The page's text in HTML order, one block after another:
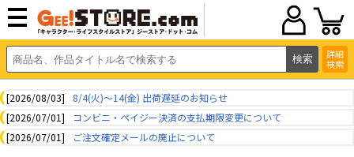
詳細
検索
[2026/08/03]
8/4(火)～14(金) 出荷遅延のお知らせ
[2026/07/01]
コンビニ・ペイジー決済の支払期限変更について
[2026/07/01]
ご注文確定メールの廃止について